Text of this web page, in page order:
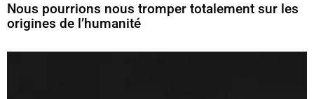
Nous pourrions nous tromper totalement sur les
origines de l’humanité